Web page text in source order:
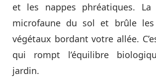
et les nappes phréatiques.
microfaune du sol et brûle les
végétaux bordant votre allée.
qui rompt l’équilibre
jardin.